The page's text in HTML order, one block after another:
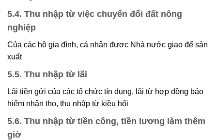
5.4. Thu nhập từ việc chuyển đổi đất nông
nghiệp
Của các hộ gia đình, cá nhân được Nhà nước giao để sản
xuất
5.5. Thu nhập từ lãi
Lãi tiền gửi của các tổ chức tín dụng, lãi từ hợp đồng bảo
hiểm nhân thọ, thu nhập từ kiều hối
5.6. Thu nhập từ tiền công, tiền lương làm thêm
giờ